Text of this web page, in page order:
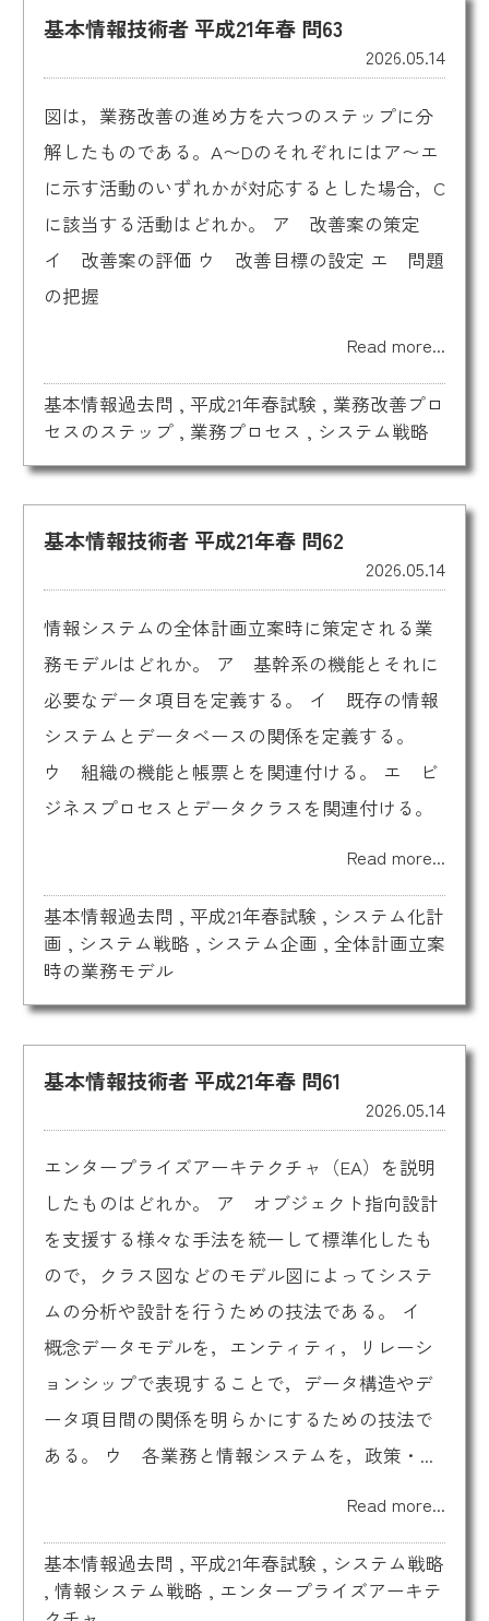
基本情報技術者 平成21年春 問63
2026.05.14
図は，業務改善の進め方を六つのステップに分
解したものである。A〜Dのそれぞれにはア〜エ
に示す活動のいずれかが対応するとした場合，C
に該当する活動はどれか。 ア 改善案の策定
イ 改善案の評価 ウ 改善目標の設定 エ 問題
の把握
Read more...
基本情報過去問 , 平成21年春試験 , 業務改善プロ
セスのステップ, 業務プロセス , システム戦略
基本情報技術者 平成21年春 問62
2026.05.14
情報システムの全体計画立案時に策定される業
務モデルはどれか。 ア 基幹系の機能とそれに
必要なデータ項目を定義する。 イ 既存の情報
システムとデータベースの関係を定義する。
ウ 組織の機能と帳票とを関連付ける。 エ ビ
ジネスプロセスとデータクラスを関連付ける。
Read more...
基本情報過去問 , 平成21年春試験 , システム化計
画 , システム戦略 , システム企画 , 全体計画立案
時の業務モデル
基本情報技術者 平成21年春 問61
2026.05.14
エンタープライズアーキテクチャ（EA）を説明
したものはどれか。 ア オブジェクト指向設計
を支援する様々な手法を統一して標準化したも
ので，クラス図などのモデル図によってシステ
ムの分析や設計を行うための技法である。 イ
概念データモデルを，エンティティ，リレーシ
ョンシップで表現することで，データ構造やデ
ータ項目間の関係を明らかにするための技法で
ある。 ウ 各業務と情報システムを，政策・...
Read more...
基本情報過去問 , 平成21年春試験 , システム戦略
, 情報システム戦略 , エンタープライズアーキテ